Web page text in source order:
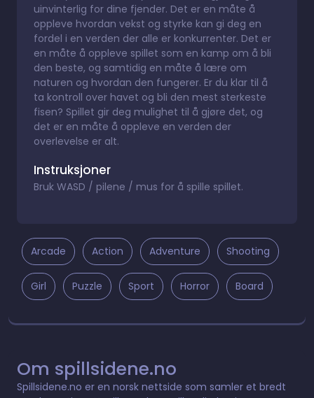
uinvinterlig for dine fjender. Det er en måte å
oppleve hvordan vekst og styrke kan gi deg en
fordel i en verden der alle er konkurrenter. Det er
en måte å oppleve spillet som en kamp om å bli
den beste, og samtidig en måte å lære om
naturen og hvordan den fungerer. Er du klar til å
ta kontroll over havet og bli den mest sterkeste
fisen? Spillet gir deg mulighet til å gjøre det, og
det er en måte å oppleve en verden der
overlevelse er alt.
Instruksjoner
Bruk WASD / pilene / mus for å spille spillet.
Arcade Action Adventure Shooting
Girl Puzzle Sport Horror Board
Om spillsidene.no
Spillsidene.no er en norsk nettside som samler et bredt